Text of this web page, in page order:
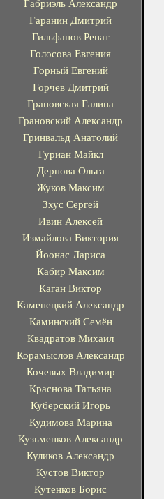
Габриэль Александр
Гаранин Дмитрий
Гильфанов Ренат
Голосова Евгения
Горный Евгений
Горчев Дмитрий
Грановская Галина
Грановский Александр
Гринвальд Анатолий
Гуриан Майкл
Дернова Ольга
Жуков Максим
Зхус Сергей
Ивин Алексей
Измайлова Виктория
Йоонас Лариса
Кабир Максим
Каган Виктор
Каменецкий Александр
Каминский Семён
Квадратов Михаил
Корамыслов Александр
Кочевых Владимир
Краснова Татьяна
Куберский Игорь
Кудимова Марина
Кузьменков Александр
Куликов Александр
Кустов Виктор
Кутенков Борис